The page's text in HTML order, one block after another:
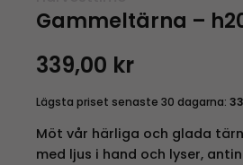
Gammeltärna –
339,00 kr
Lägsta priset senaste 30 dagarna:
Möt vår härliga och glada
med ljus i hand och lyser,